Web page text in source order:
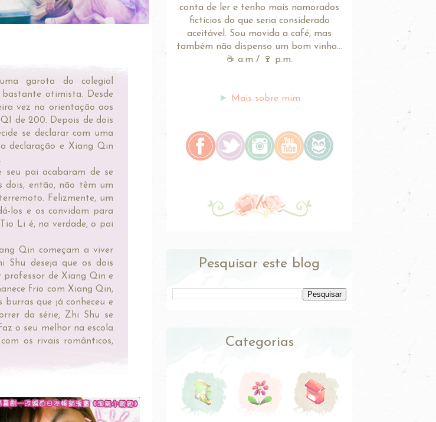
garota do colegial
otimista. Desde
vez na orientação aos
de 200. Depois de dois
se declarar com uma
declaração e Xiang Qin
seu pai acabaram de se
dois, então, não têm um
Felizmente, um
los e os convidam para
Li é, na verdade, o pai
Qin começam a viver
Shu deseja que os dois
professor de Xiang Qin e
frio com Xiang Qin,
burras que já conheceu e
da série, Zhi Shu se
o seu melhor na escola
os rivais românticos,
conta de ler e tenho mais namorados
fictícios do que seria considerado
aceitável. Sou movida a café, mas
também não dispenso um bom vinho...
☕ a.m / 🍷 p.m.
► Mais sobre mim
Pesquisar este blog
Categorias